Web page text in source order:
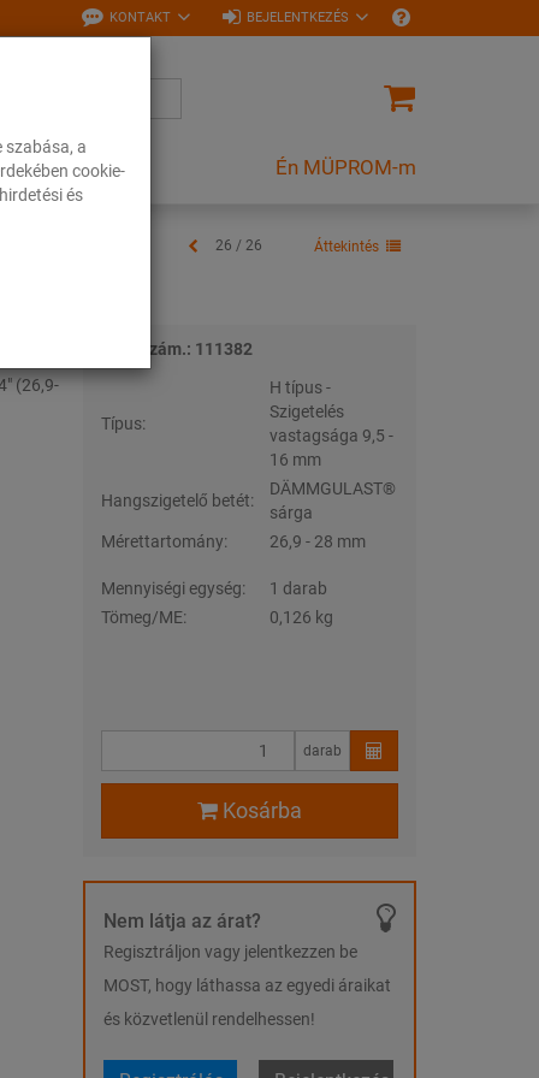
szabása, a
cookie-
és
KONTAKT BEJELENTKEZÉS
Én MÜPROM-m
26 / 26 Áttekintés
(26,9-
Tételszám.: 111382
Típus:
H típus -
Szigetelés
vastagsága 9,5 -
16 mm
Hangszigetelő betét:
DÄMMGULAST®
sárga
Mérettartomány:
26,9 - 28 mm
Mennyiségi egység:
1 darab
Tömeg/ME:
0,126 kg
darab
Kosárba
Nem látja az árat?
Regisztráljon vagy jelentkezzen be
MOST, hogy láthassa az egyedi áraikat
és közvetlenül rendelhessen!